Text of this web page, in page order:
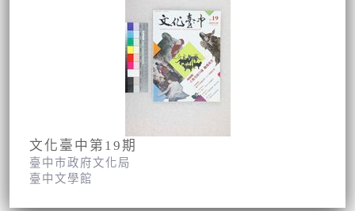
文化臺中第19期
臺中市政府文化局
臺中文學館